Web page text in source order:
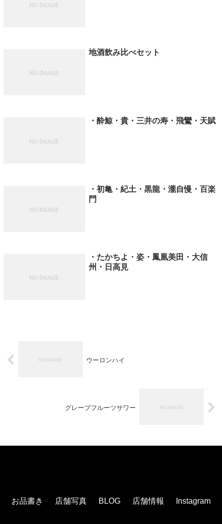
地酒飲み比べセット
・酔鯨・貴・三井の寿・飛鸞・天賦
・初亀・紀土・黒龍・瀧自慢・百楽
門
・たかちよ・姿・鳳凰美田・大信
州・日高見
ウーロンハイ
グレープフルーツサワー
お品書き 店舗写真 BLOG 店舗情報 Instagram